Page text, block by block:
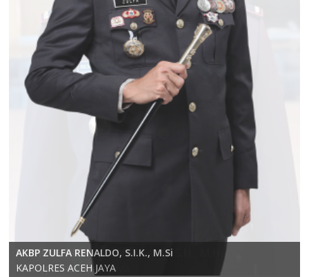
AKBP ZULFA RENALDO, S.I.K., M.Si
KAPOLRES ACEH JAYA
KOMPOL RICKY ANDRIKA, S.E., S.H., M.H.
Wakapolres Aceh Jaya